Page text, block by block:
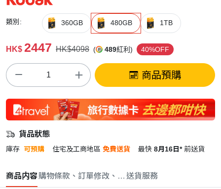
類別: 360GB 480GB 1TB
HK$ 2447 HK$4098 ( 489紅利) 40%OFF
商品預購
貨品狀態
庫存 可預購 住宅及工商地區 免費送貨 最快 8月16日* 前送貨
商品内容購物條款、訂單修改、取消與退款政策
送貨服務